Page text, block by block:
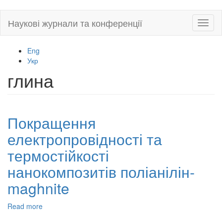
main
Наукові журнали та конференції
Eng
Укр
глина
Покращення
електропровідності та
термостійкості
нанокомпозитів поліанілін-
maghnite
Read more